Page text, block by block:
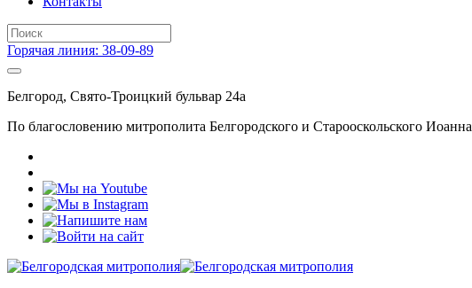
Горячая линия: 38-09-89
Белгород, Свято-Троицкий бульвар 24а
По благословению митрополита Белгородского и Старооскольского Иоанна